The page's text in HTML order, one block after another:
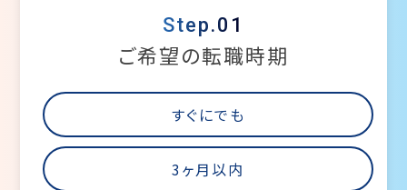
Step.01
ご希望の転職時期
すぐにでも
3ヶ月以内